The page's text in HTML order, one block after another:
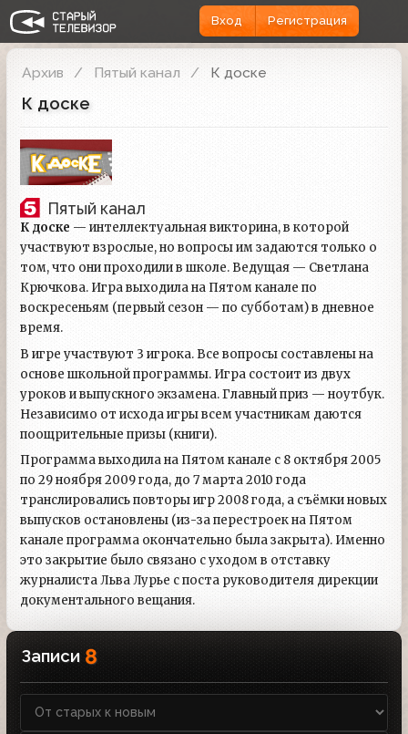
Вход Регистрация
Архив Пятый канал К доске
К доске
Пятый канал
К доске — интеллектуальная викторина, в которой
участвуют взрослые, но вопросы им задаются только о
том, что они проходили в школе. Ведущая — Светлана
Крючкова. Игра выходила на Пятом канале по
воскресеньям (первый сезон — по субботам) в дневное
время.
В игре участвуют 3 игрока. Все вопросы составлены на
основе школьной программы. Игра состоит из двух
уроков и выпускного экзамена. Главный приз — ноутбук.
Независимо от исхода игры всем участникам даются
поощрительные призы (книги).
Программа выходила на Пятом канале с 8 октября 2005
по 29 ноября 2009 года, до 7 марта 2010 года
транслировались повторы игр 2008 года, а съёмки новых
выпусков остановлены (из-за перестроек на Пятом
канале программа окончательно была закрыта). Именно
это закрытие было связано с уходом в отставку
журналиста Льва Лурье с поста руководителя дирекции
документального вещания.
Записи 8